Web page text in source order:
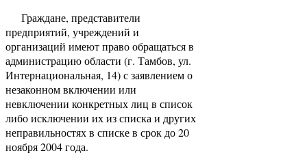
Граждане, представители
предприятий, учреждений и
организаций имеют право обращаться в
администрацию области (г. Тамбов, ул.
Интернациональная, 14) с заявлением о
незаконном включении или
невключении конкретных лиц в список
либо исключении их из списка и других
неправильностях в списке в срок до 20
ноября 2004 года.